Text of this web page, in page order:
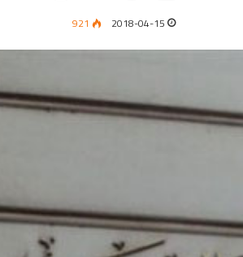
2018-04-15
921